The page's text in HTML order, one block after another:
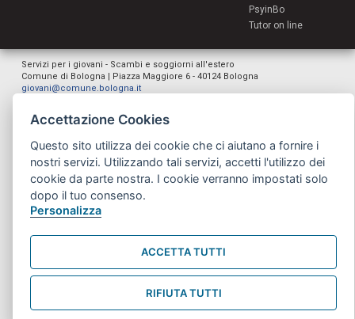
PsyinBo
Tutor on line
Servizi per i giovani - Scambi e soggiorni all'estero
Comune di Bologna | Piazza Maggiore 6 - 40124 Bologna
giovani@comune.bologna.it
Accettazione Cookies
Questo sito utilizza dei cookie che ci aiutano a fornire i
nostri servizi. Utilizzando tali servizi, accetti l'utilizzo dei
cookie da parte nostra. I cookie verranno impostati solo
dopo il tuo consenso.
Personalizza
ACCETTA TUTTI
RIFIUTA TUTTI